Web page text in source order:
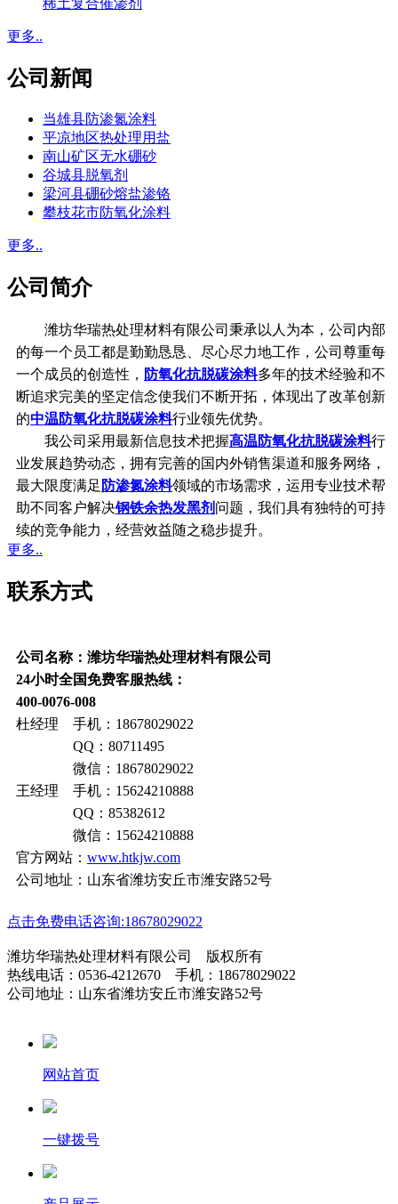
更多..
公司新闻
当雄县防渗氮涂料
平凉地区热处理用盐
南山矿区无水硼砂
谷城县脱氧剂
梁河县硼砂熔盐渗铬
攀枝花市防氧化涂料
更多..
公司简介
潍坊华瑞热处理材料有限公司秉承以人为本，公司内部
的每一个员工都是勤勤恳恳、尽心尽力地工作，公司尊重每
一个成员的创造性， 防氧化抗脱碳涂料多年的技术经验和不
断追求完美的坚定信念使我们不断开拓，体现出了改革创新
的中温防氧化抗脱碳涂料行业领先优势。
我公司采用最新信息技术把握高温防氧化抗脱碳涂料行
业发展趋势动态，拥有完善的国内外销售渠道和服务网络，
最大限度满足 防渗氮涂料领域的市场需求，运用专业技术帮
助不同客户解决钢铁余热发黑剂 问题，我们具有独特的可持
续的竞争能力，经营效益随之稳步提升。
更多..
联系方式
公司名称：潍坊华瑞热处理材料有限公司
24小时全国免费客服热线：
400-0076-008
杜经理 手机：18678029022
QQ：80711495
微信：18678029022
王经理 手机：15624210888
QQ：85382612
微信：15624210888
官方网站： www.htkjw.com
公司地址：山东省潍坊安丘市潍安路52号
点击免费电话咨询:18678029022
潍坊华瑞热处理材料有限公司 版权所有
热线电话：0536-4212670 手机：18678029022
公司地址：山东省潍坊安丘市潍安路52号
网站首页
一键拨号